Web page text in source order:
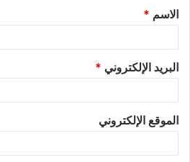
الاسم *
البريد الإلكتروني *
الموقع الإلكتروني